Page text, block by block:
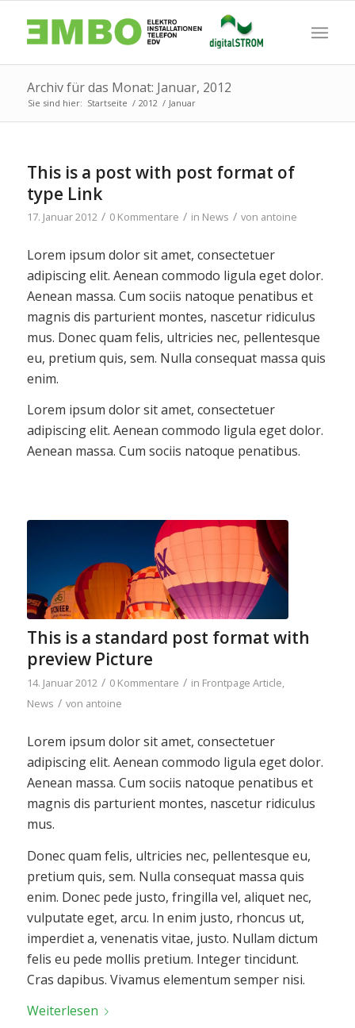
Archiv für das Monat: Januar, 2012
Sie sind hier: Startseite / 2012 / Januar
This is a post with post format of
type Link
17. Januar 2012 / 0 Kommentare / in News / von antoine
Lorem ipsum dolor sit amet, consectetuer
adipiscing elit. Aenean commodo ligula eget dolor.
Aenean massa. Cum sociis natoque penatibus et
magnis dis parturient montes, nascetur ridiculus
mus. Donec quam felis, ultricies nec, pellentesque
eu, pretium quis, sem. Nulla consequat massa quis
enim.
Lorem ipsum dolor sit amet, consectetuer
adipiscing elit. Aenean commodo ligula eget dolor.
Aenean massa. Cum sociis natoque penatibus.
This is a standard post format with
preview Picture
14. Januar 2012 / 0 Kommentare / in Frontpage Article,
News / von antoine
Lorem ipsum dolor sit amet, consectetuer
adipiscing elit. Aenean commodo ligula eget dolor.
Aenean massa. Cum sociis natoque penatibus et
magnis dis parturient montes, nascetur ridiculus
mus.
Donec quam felis, ultricies nec, pellentesque eu,
pretium quis, sem. Nulla consequat massa quis
enim. Donec pede justo, fringilla vel, aliquet nec,
vulputate eget, arcu. In enim justo, rhoncus ut,
imperdiet a, venenatis vitae, justo. Nullam dictum
felis eu pede mollis pretium. Integer tincidunt.
Cras dapibus. Vivamus elementum semper nisi.
Weiterlesen